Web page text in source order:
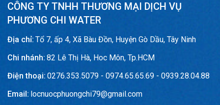
CÔNG TY TNHH THƯƠNG MẠI DỊCH VỤ
PHƯƠNG CHI WATER
Địa chỉ: Tổ 7, ấp 4, Xã Bàu Đồn, Huyện Gò Dầu, Tây Ninh
Chi nhánh: 82 Lê Thị Hà, Hoc Môn, Tp.HCM
Điện thoại: 0276.353.5079 - 0974.65.65.69 - 0939.28.04.88
Email: locnuocphuongchi79@gmail.com